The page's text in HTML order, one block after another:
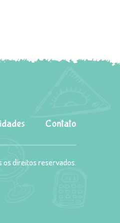
Contato
os direitos reservados.